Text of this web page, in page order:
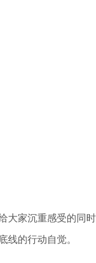
家沉重感受的同
的行动自觉。